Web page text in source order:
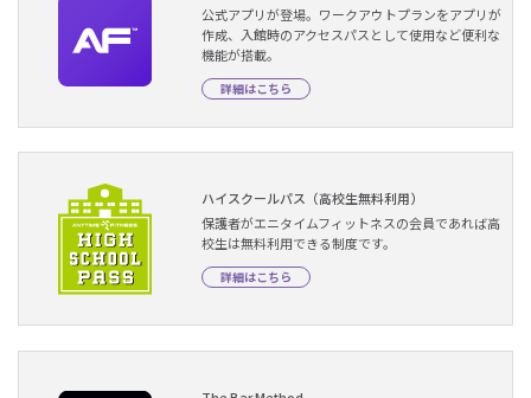
公式アプリが登場。ワークアウトプランをアプリが
作成、入館時のアクセスパスとして使用など便利な
機能が搭載。
詳細はこちら
ハイスクールパス（高校生無料利用）
保護者がエニタイムフィットネスの会員であれば高
校生は無料利用できる制度です。
詳細はこちら